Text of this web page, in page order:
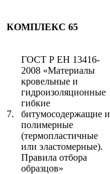
КОМПЛЕКС 65
7.
ГОСТ Р ЕН 13416-
2008 «Материалы
кровельные и
гидроизоляционные
гибкие
битумосодержащие и
полимерные
(термопластичные
или эластомерные).
Правила отбора
образцов»